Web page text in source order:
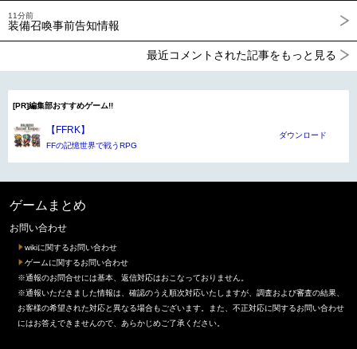
11分前
装備召喚事前告知情報
最近コメントされた記事をもっと見る
[PR]編集部おすすめゲーム!!
【FFRK】
FFの記憶世界で戦うRPG
ダウンロード
ゲームまとめ
お問い合わせ
wikiに関するお問い合わせ
ゲームに関するお問い合わせ
※通報のお問合せには基本、返信対応はおこなっておりません。
※通報いただきました情報は、確認のうえ順次対応いたしますが、調査および審査の結果、
お客様の希望された対応と異なる場合もございます。また、不正対応に関するお問い合わせ
にはお答えできませんので、あらかじめご了承ください。